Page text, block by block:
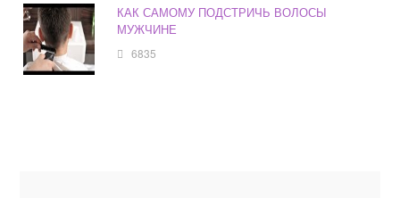
КАК САМОМУ ПОДСТРИЧЬ ВОЛОСЫ
МУЖЧИНЕ
6835